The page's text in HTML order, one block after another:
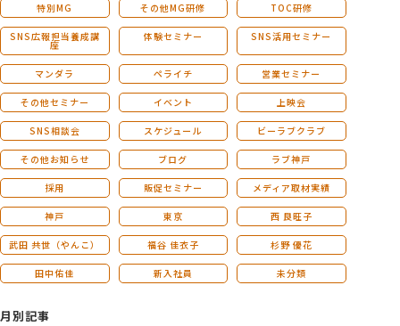
特別MG その他MG研修 TOC研修
SNS広報担当養成講
座
体験セミナー SNS活用セミナー
マンダラ ペライチ 営業セミナー
その他セミナー イベント 上映会
SNS相談会 スケジュール ビーラブクラブ
その他お知らせ ブログ ラブ神戸
採用 販促セミナー メディア取材実績
神戸 東京 西 良旺子
武田 共世（やんこ） 福谷 佳衣子 杉野 優花
田中佑佳 新入社員 未分類
月別記事